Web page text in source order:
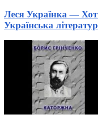
Леся Українка —
Українська